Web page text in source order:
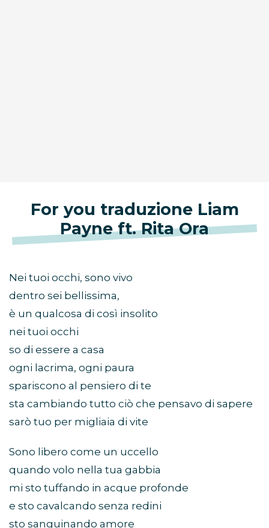
For you traduzione Liam
Payne ft. Rita Ora
Nei tuoi occhi, sono vivo
dentro sei bellissima,
è un qualcosa di così insolito
nei tuoi occhi
so di essere a casa
ogni lacrima, ogni paura
spariscono al pensiero di te
sta cambiando tutto ciò che pensavo di sapere
sarò tuo per migliaia di vite
Sono libero come un uccello
quando volo nella tua gabbia
mi sto tuffando in acque profonde
e sto cavalcando senza redini
sto sanguinando amore